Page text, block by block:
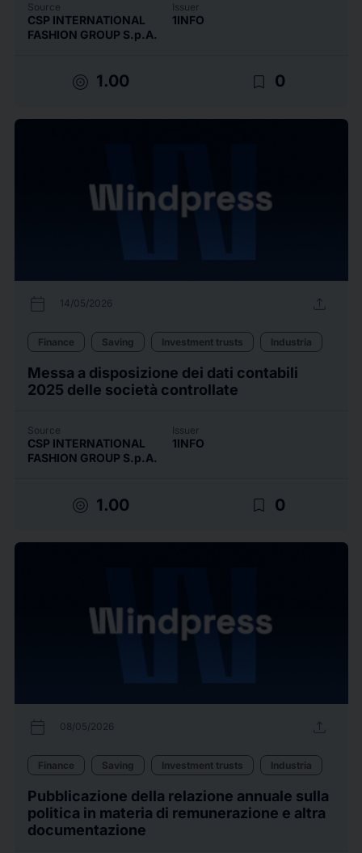
Source
CSP INTERNATIONAL
FASHION GROUP S.p.A.
Issuer
1INFO
target 1.00 bookmark_border 0
calendar_today 14/05/2026 upload
Finance Saving Investment trusts Industria
Messa a disposizione dei dati contabili
2025 delle società controllate
Source
CSP INTERNATIONAL
FASHION GROUP S.p.A.
Issuer
1INFO
target 1.00 bookmark_border 0
calendar_today 08/05/2026 upload
Finance Saving Investment trusts Industria
Pubblicazione della relazione annuale sulla
politica in materia di remunerazione e altra
documentazione